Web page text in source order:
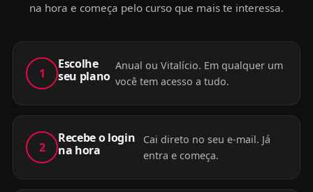
na hora e começa pelo curso que mais te interessa.
1
Escolhe
seu plano
Anual ou Vitalício. Em qualquer um
você tem acesso a tudo.
2
Recebe o login
na hora
Cai direto no seu e-mail. Já
entra e começa.